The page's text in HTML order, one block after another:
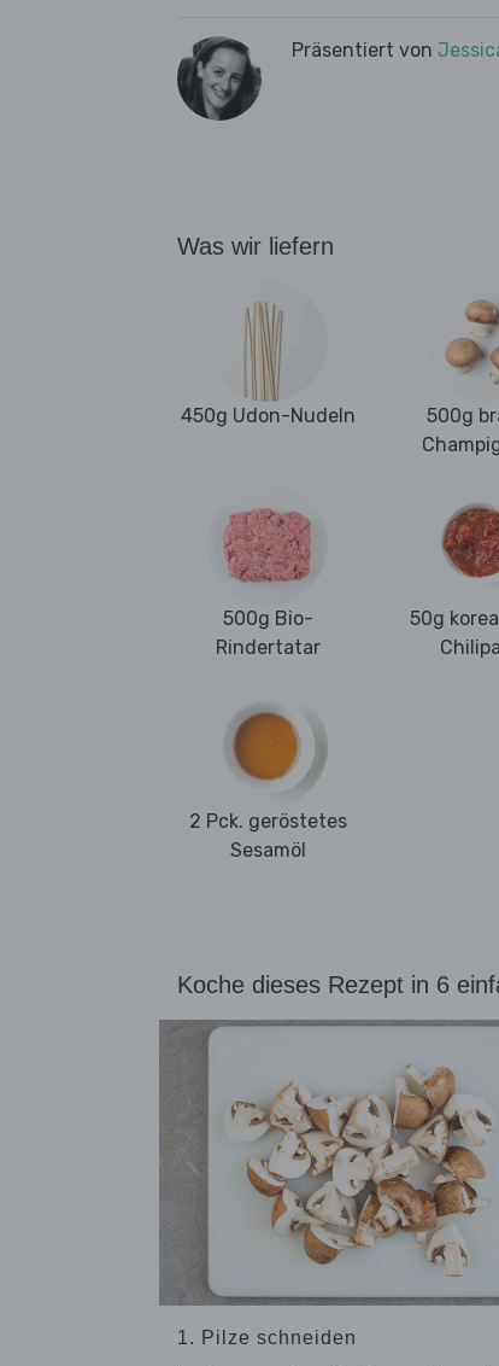
Präsentiert von
Was wir liefern
450g Udon-Nudeln
500g
500g Bio-
Rindertatar
50g
2 Pck. geröstetes
Sesamöl
Koche dieses Rezept in 6
1. Pilze schneiden